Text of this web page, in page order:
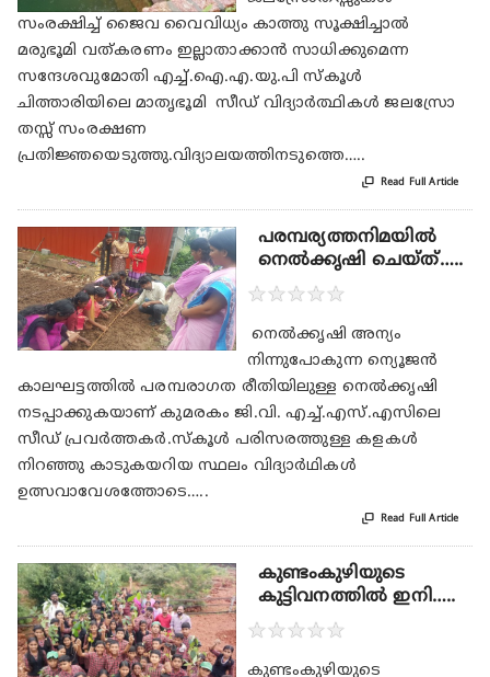
സംരക്ഷിച്ച് ജൈവ വൈവിധ്യം കാത്തു സൂക്ഷിച്ചാൽ
മരുഭൂമി വത്കരണം ഇല്ലാതാക്കാൻ സാധിക്കുമെന്ന
സന്ദേശവുമോതി എച്ച്.ഐ.എ.യു.പി സ്കൂൾ
ചിത്താരിയിലെ മാതൃഭൂമി സീഡ് വിദ്യാർത്ഥികൾ ജലസ്രോ
തസ്സ് സംരക്ഷണ
പ്രതിജ്ഞയെടുത്തു.വിദ്യാലയത്തിനടുത്തെ…..
 Read Full Article
പരമ്പര്യത്തനിമയിൽ
നെൽക്കൃഷി ചെയ്ത്…..
★★★★★
നെൽക്കൃഷി അന്യം
നിന്നുപോകുന്ന ന്യൂെജൻ
കാലഘട്ടത്തിൽ പരമ്പരാഗത രീതിയിലുള്ള നെൽക്കൃഷി
നടപ്പാക്കുകയാണ് കുമരകം ജി.വി. എച്ച്.എസ്.എസിലെ
സീഡ് പ്രവർത്തകർ.സ്കൂൾ പരിസരത്തുള്ള കളകൾ
നിറഞ്ഞു കാടുകയറിയ സ്ഥലം വിദ്യാർഥികൾ
ഉത്സവാവേശത്തോടെ…..
 Read Full Article
കുണ്ടംകുഴിയുടെ
കുട്ടിവനത്തിൽ ഇനി…..
★★★★★
കുണ്ടംകുഴിയുടെ